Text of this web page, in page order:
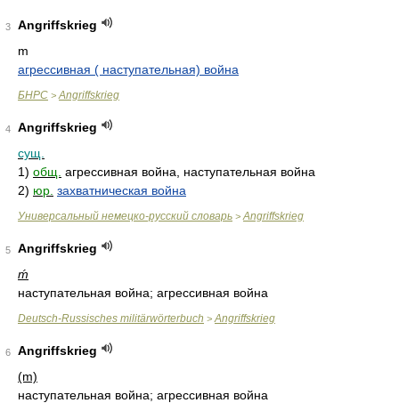
3
Angriffskrieg
m
агрессивная ( наступательная) война
БНРС > Angriffskrieg
4
Angriffskrieg
сущ.
1) общ. агрессивная война, наступательная война
2) юр. захватническая война
Универсальный немецко-русский словарь > Angriffskrieg
5
Angriffskrieg
ḿ
наступательная война; агрессивная война
Deutsch-Russisches militärwörterbuch > Angriffskrieg
6
Angriffskrieg
(m)
наступательная война; агрессивная война